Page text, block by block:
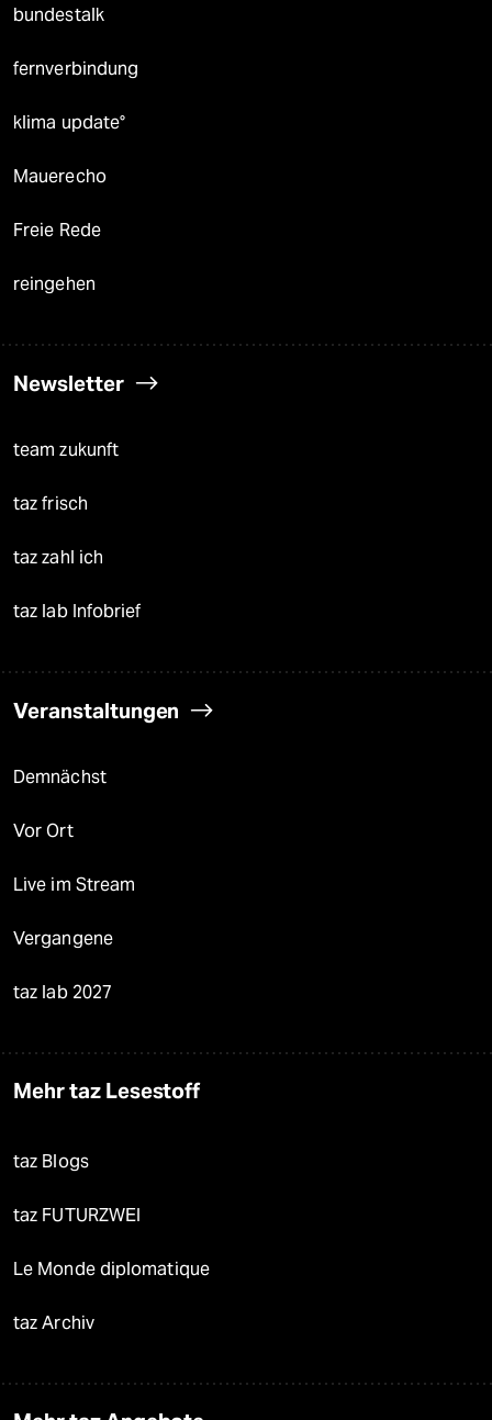
bundestalk
fernverbindung
klima update°
Mauerecho
Freie Rede
reingehen
Newsletter
team zukunft
taz frisch
taz zahl ich
taz lab Infobrief
Veranstaltungen
Demnächst
Vor Ort
Live im Stream
Vergangene
taz lab 2027
Mehr taz Lesestoff
taz Blogs
taz FUTURZWEI
Le Monde diplomatique
taz Archiv